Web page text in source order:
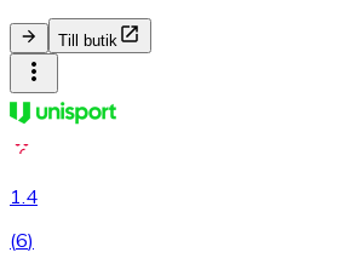
Till butik
1.4
(6)